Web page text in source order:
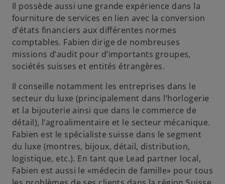
e
l
o
n
g
l
Il possède aussi une grande expérience dans la
fourniture de services en lien avec la conversion
d’états financiers aux différentes normes
comptables. Fabien dirige de nombreuses
missions d’audit pour d’importants groupes,
sociétés suisses et entités étrangères.
Il conseille notamment les entreprises dans le
secteur du luxe (principalement dans l’horlogerie
et la bijouterie ainsi que dans le commerce de
détail), l’agroalimentaire et le secteur mécanique.
Fabien est le spécialiste suisse dans le segment
du luxe (montres, bijoux, détail, distribution,
logistique, etc.). En tant que Lead partner local,
Fabien est aussi le «médecin de famille» pour tous